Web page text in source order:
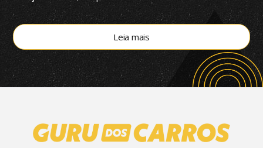
2023 desvalorizam 46,15%
Leia mais